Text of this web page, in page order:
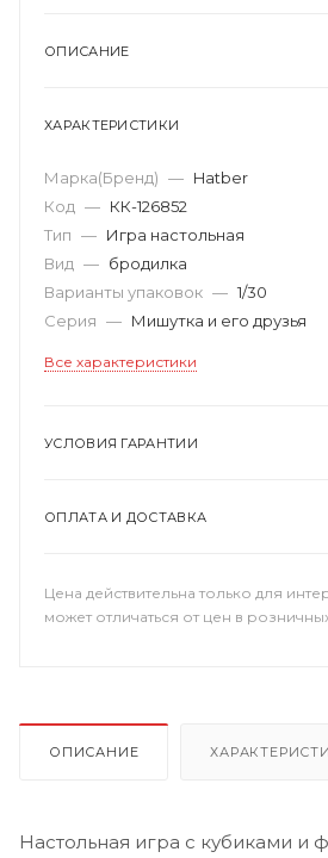
ОПИСАНИЕ
ХАРАКТЕРИСТИКИ
Марка(Бренд) — Hatber
Код — КК-126852
Тип — Игра настольная
Вид — бродилка
Варианты упаковок — 1/30
Серия — Мишутка и его друзья
Все характеристики
УСЛОВИЯ ГАРАНТИИ
ОПЛАТА И ДОСТАВКА
Цена действительна только для
может отличаться от цен в
ОПИСАНИЕ
Настольная игра с кубиками и